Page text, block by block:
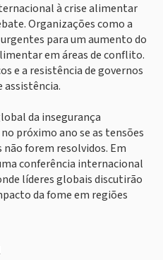
à crise alimentar
Organizações como a
para um aumento do
em áreas de conflito.
e a resistência de governos
assistência.
da insegurança
próximo ano se as tensões
forem resolvidos. Em
conferência internacional
líderes globais discutirão
da fome em regiões